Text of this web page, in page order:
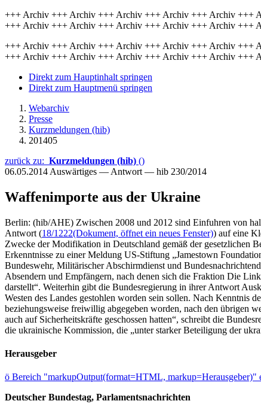
+++ Archiv +++ Archiv +++ Archiv +++ Archiv +++ Archiv
+++ Archiv +++ Archiv +++ Archiv +++ Archiv +++ Archiv +++
+++ Archiv +++ Archiv +++ Archiv +++ Archiv +++ Archiv
+++ Archiv +++ Archiv +++ Archiv +++ Archiv +++ Archiv +++
Direkt zum Hauptinhalt springen
Direkt zum Hauptmenü springen
Webarchiv
Presse
Kurzmeldungen (hib)
201405
zurück zu: Kurzmeldungen (hib) ()
06.05.2014 Auswärtiges — Antwort — hib 230/2014
Waffenimporte aus der Ukraine
Berlin: (hib/AHE) Zwischen 2008 und 2012 sind Einfuhren von
Antwort (18/1222(Dokument, öffnet ein neues Fenster)) auf eine
Zwecke der Modifikation in Deutschland gemäß der gesetzlichen
Erkenntnisse zu einer Meldung US-Stiftung „Jamestown
Bundeswehr, Militärischer Abschirmdienst und
Absendern und Empfängern, nach denen sich die Fraktion Die
darstellt“. Weiterhin gibt die Bundesregierung in ihrer Antwort
Westen des Landes gestohlen worden sein sollen. Nach Kenntnis
beziehungsweise freiwillig abgegeben worden, nach den übrigen
auch auf Sicherheitskräfte geschossen hatten“, schreibt die
die ukrainische Kommission, die „unter starker Beteiligung der
Herausgeber
ö Bereich "markupOutput(format=HTML, markup=Herausgeber)"
Deutscher Bundestag, Parlamentsnachrichten